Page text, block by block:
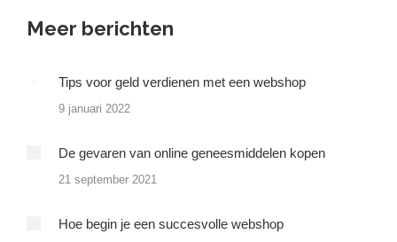
Meer berichten
Tips voor geld verdienen met een webshop
9 januari 2022
De gevaren van online geneesmiddelen kopen
21 september 2021
Hoe begin je een succesvolle webshop